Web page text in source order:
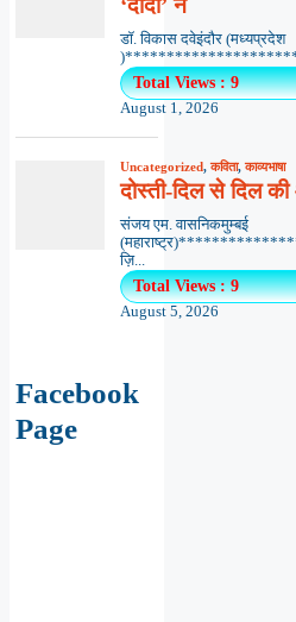
‘दादा’ ने
डॉ. विकास दवेइंदौर (मध्यप्रदेश
Total Views : 9
August 1, 2026
Uncategorized,कविता,काव्यभाषा
दोस्ती-दिल से दिल
संजय एम. वासनिकमुम्बई
ज़ि...
Total Views : 9
August 5, 2026
Facebook
Page